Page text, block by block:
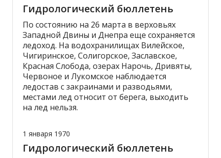
Гидрологический бюллетень
По состоянию на 26 марта в верховьях
Западной Двины и Днепра еще сохраняется
ледоход. На водохранилищах Вилейское,
Чигиринское, Солигорское, Заславское,
Красная Слобода, озерах Нарочь, Дривяты,
Червоное и Лукомское наблюдается
ледостав с закраинами и разводьями,
местами лед относит от берега, выходить
на лед нельзя.
1 января 1970
Гидрологический бюллетень